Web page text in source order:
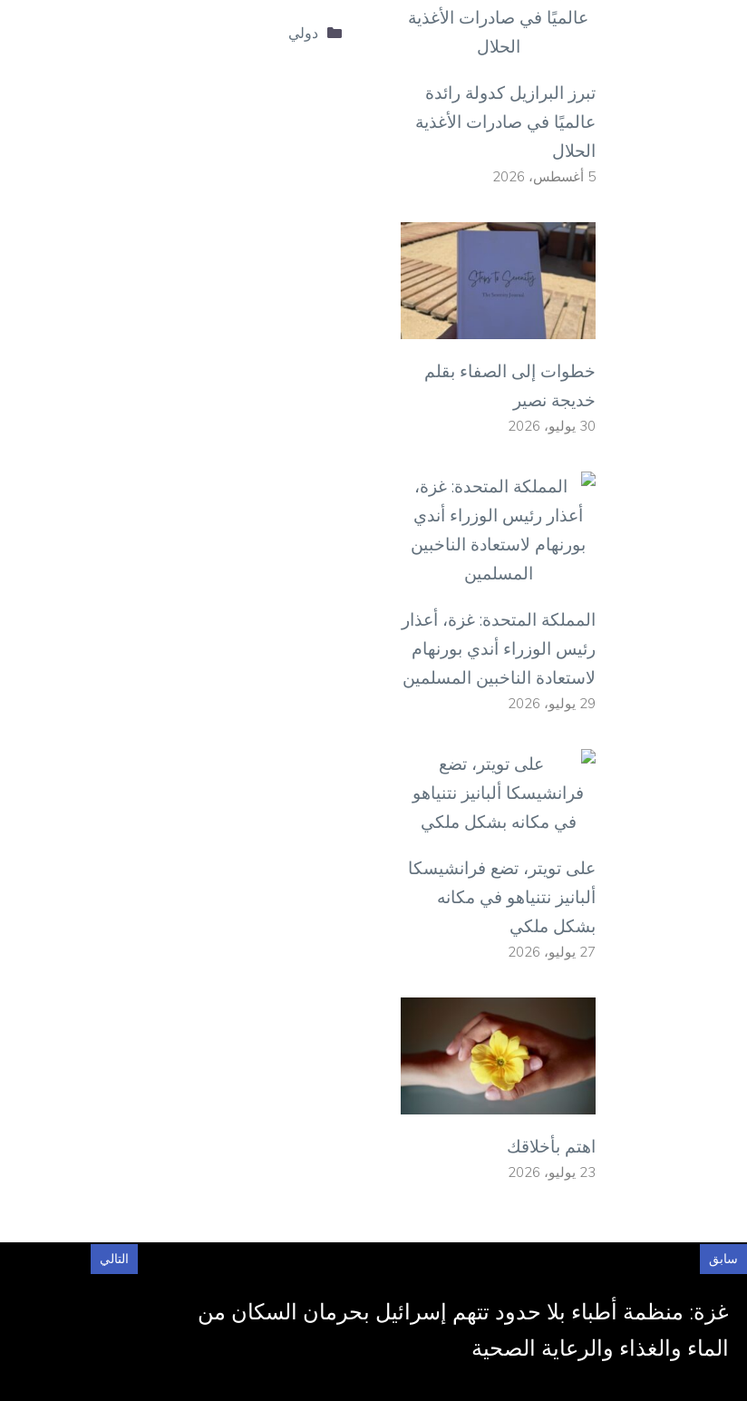
التصنيفات
دولي
تبرز البرازيل كدولة رائدة
عالميًا في صادرات الأغذية
الحلال
5 أغسطس، 2026
خطوات إلى الصفاء بقلم
خديجة نصير
30 يوليو، 2026
المملكة المتحدة: غزة، أعذار
رئيس الوزراء أندي بورنهام
لاستعادة الناخبين المسلمين
29 يوليو، 2026
على تويتر، تضع فرانشيسكا
ألبانيز نتنياهو في مكانه
بشكل ملكي
27 يوليو، 2026
اهتم بأخلاقك
23 يوليو، 2026
سابق
غزة: منظمة أطباء بلا حدود تتهم إسرائيل بحرمان السكان من
الماء والغذاء والرعاية الصحية
التالي